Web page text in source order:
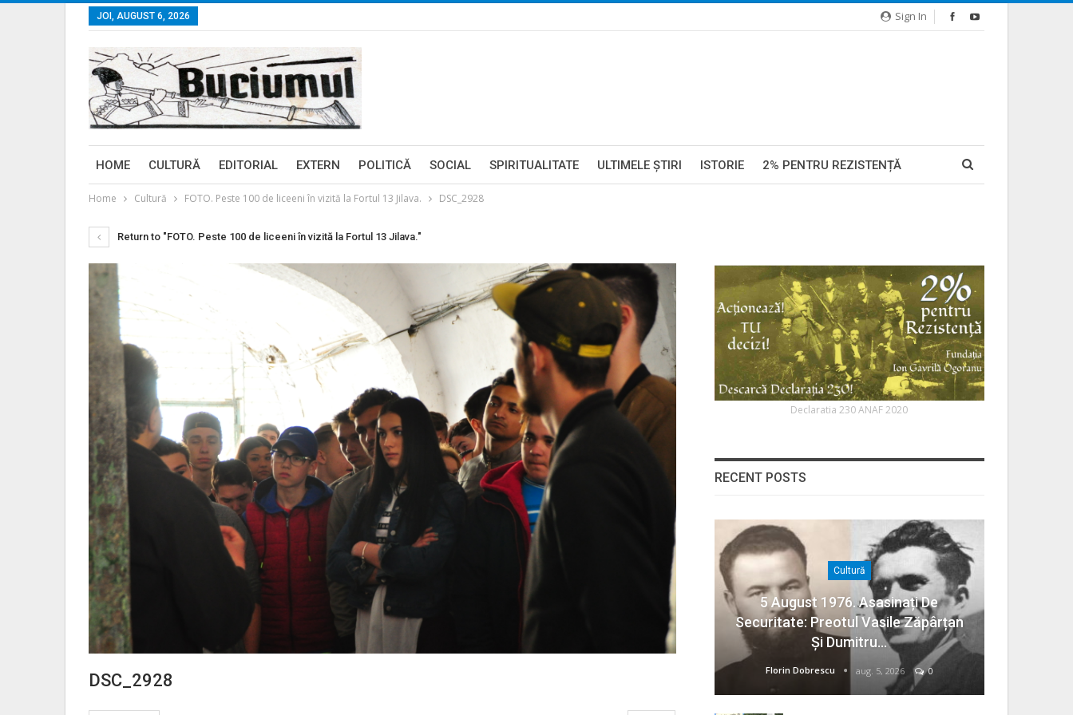
Sign In
JOI, AUGUST 6, 2026
HOME CULTURĂ EDITORIAL EXTERN POLITICĂ SOCIAL SPIRITUALITATE ULTIMELE ŞTIRI ISTORIE 2% PENTRU REZISTENȚĂ
Home Cultură FOTO. Peste 100 de liceeni în vizită la Fortul 13 Jilava. DSC_2928
Return to "FOTO. Peste 100 de liceeni în vizită la Fortul 13 Jilava."
DSC_2928
Declaratia 230 ANAF 2020
RECENT POSTS
Cultură
5 August 1976. Asasinați De
Securitate: Preotul Vasile Zăpârțan
Și Dumitru…
Florin Dobrescu aug. 5, 2026 0